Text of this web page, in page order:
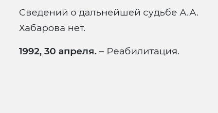
Сведений о дальнейшей судьбе А.А.
Хабарова нет.
1992, 30 апреля. – Реабилитация.